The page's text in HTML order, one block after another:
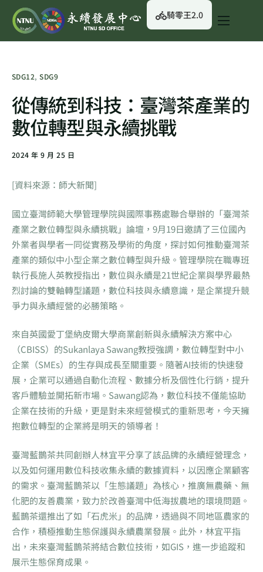
關於我們
永續資訊
校園綠生活
English
騎零王2.0
SDG12,SDG9
從傳統到科技：臺灣茶產業的
數位轉型與永續挑戰
2024 年 9 月 25 日
[資料來源：師大新聞]
國立臺灣師範大學管理學院與國際事務處聯合舉辦的「臺灣茶
產業之數位轉型與永續挑戰」論壇，9月19日邀請了三位國內
外業者與學者一同從實務及學術的角度，探討如何推動臺灣茶
產業的類似中小型企業之數位轉型與升級。管理學院在職專班
執行長施人英教授指出，數位與永續是21世紀企業與學界最熱
烈討論的雙軸轉型議題，數位科技與永續意識，是企業提升競
爭力與永續經營的必勝策略。
來自英國愛丁堡納皮爾大學商業創新與永續解決方案中心
（CBISS）的Sukanlaya Sawang教授強調，數位轉型對中小
企業（SMEs）的生存與成長至關重要。隨著AI技術的快速發
展，企業可以通過自動化流程、數據分析及個性化行銷，提升
客戶體驗並開拓新市場。Sawang認為，數位科技不僅能協助
企業在技術的升級，更是對未來經營模式的重新思考，今天擁
抱數位轉型的企業將是明天的領導者！
臺灣藍鵲茶共同創辦人林宜平分享了該品牌的永續經營理念，
以及如何運用數位科技收集永續的數據資料，以因應企業顧客
的需求。臺灣藍鵲茶以「生態議題」為核心，推廣無農藥、無
化肥的友善農業，致力於改善臺灣中低海拔農地的環境問題。
藍鵲茶還推出了如「石虎米」的品牌，透過與不同地區農家的
合作，積極推動生態保護與永續農業發展。此外，林宜平指
出，未來臺灣藍鵲茶將結合數位技術，如GIS，進一步追蹤和
展示生態保育成果。